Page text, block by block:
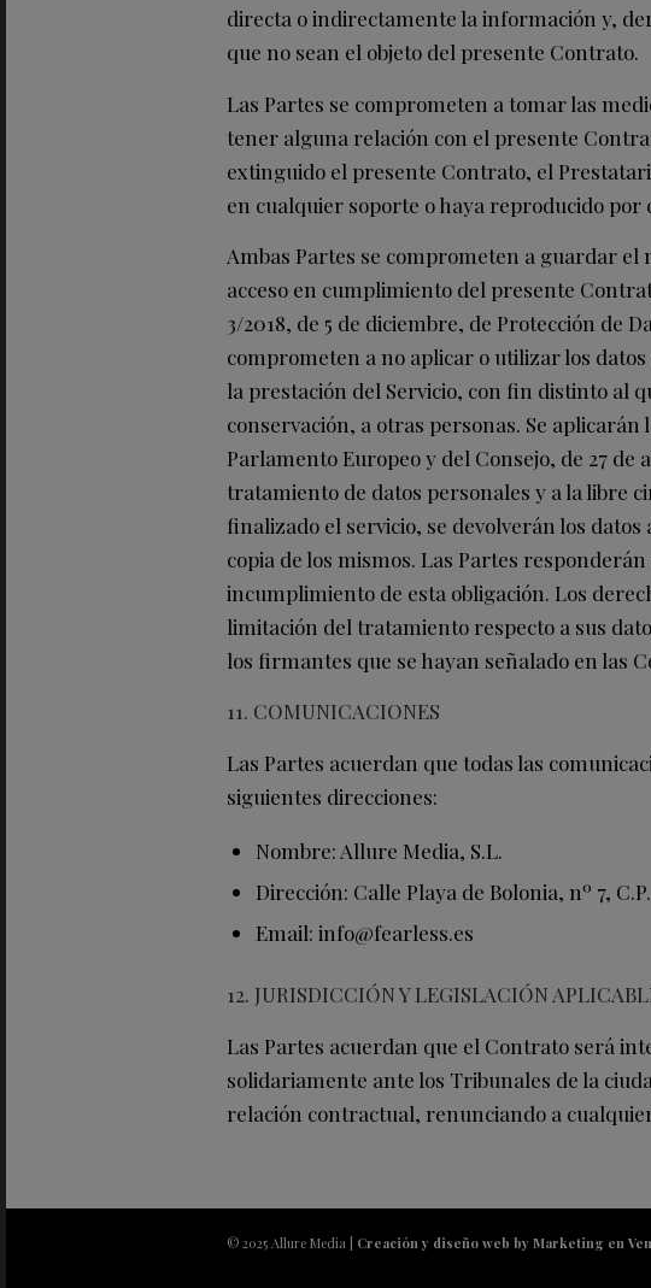
directa o indirectamente la información y,
que no sean el objeto del presente Contrato.
Las Partes se comprometen a tomar las
tener alguna relación con el presente
extinguido el presente Contrato, el
en cualquier soporte o haya reproducido
Ambas Partes se comprometen a guardar el
acceso en cumplimiento del presente
3/2018, de 5 de diciembre, de Protección de
comprometen a no aplicar o utilizar los
la prestación del Servicio, con fin distinto al
conservación, a otras personas. Se aplicarán
Parlamento Europeo y del Consejo, de 27 de
tratamiento de datos personales y a la libre
finalizado el servicio, se devolverán los
copia de los mismos. Las Partes
incumplimiento de esta obligación. Los
limitación del tratamiento respecto a sus
los firmantes que se hayan señalado en las
11. COMUNICACIONES
Las Partes acuerdan que todas las
siguientes direcciones:
Nombre: Allure Media, S.L.
Dirección: Calle Playa de Bolonia, nº 7,
Email: info@fearless.es
12. JURISDICCIÓN Y LEGISLACIÓN
Las Partes acuerdan que el Contrato será
solidariamente ante los Tribunales de la
relación contractual, renunciando a
© 2025 Allure Media | Creación y diseño web by Marketing en